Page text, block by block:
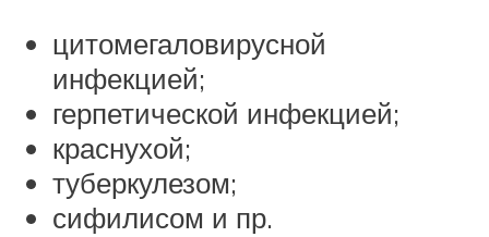
цитомегаловирусной
инфекцией;
герпетической инфекцией;
краснухой;
туберкулезом;
сифилисом и пр.